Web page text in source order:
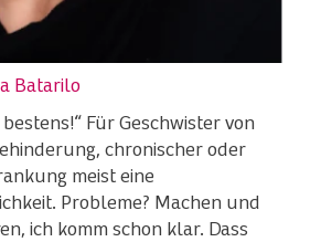
Batarilo
Für Geschwister von
chronischer oder
meist eine
Probleme? Machen und
ich komm schon klar. Dass